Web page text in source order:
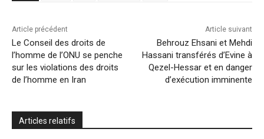
Article précédent
Le Conseil des droits de
l’homme de l’ONU se penche
sur les violations des droits
de l’homme en Iran
Article suivant
Behrouz Ehsani et Mehdi
Hassani transférés d’Evine à
Qezel-Hessar et en danger
d’exécution imminente
Articles relatifs